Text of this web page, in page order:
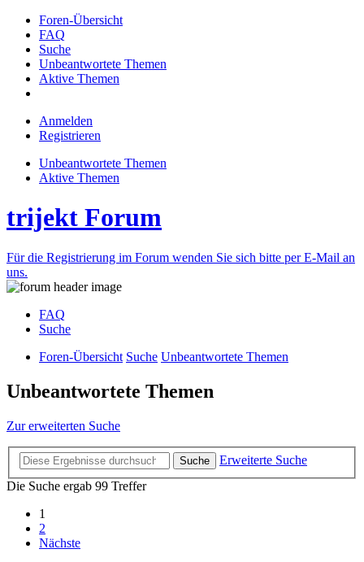
Foren-Übersicht
FAQ
Suche
Unbeantwortete Themen
Aktive Themen
Anmelden
Registrieren
Unbeantwortete Themen
Aktive Themen
trijekt Forum
Für die Registrierung im Forum wenden Sie sich bitte per E-Mail an
uns.
FAQ
Suche
Foren-Übersicht Suche Unbeantwortete Themen
Unbeantwortete Themen
Zur erweiterten Suche
Suche
Erweiterte Suche
Die Suche ergab 99 Treffer
1
2
Nächste